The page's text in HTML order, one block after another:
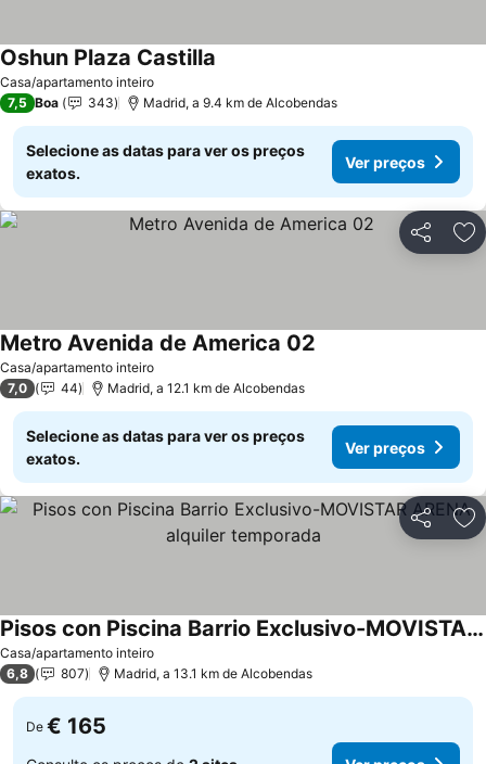
Casa/apartamento inteiro
Oshun Plaza Castilla
7,5 Boa 343 Madrid, a 9.4 km de Alcobendas
Selecione as datas para ver os preços
exatos.
Ver preços
Partilhar
Casa/apartamento inteiro
Metro Avenida de America 02
7,0 44 Madrid, a 12.1 km de Alcobendas
Selecione as datas para ver os preços
exatos.
Ver preços
Partilhar
Casa/apartamento inteiro
Pisos con Piscina Barrio Exclusivo-MOVISTAR ARENA alquiler temporada
6,8 807 Madrid, a 13.1 km de Alcobendas
De € 165